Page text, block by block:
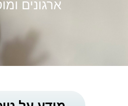
סמן קישורים
השארת
הצהרת
ארגונים